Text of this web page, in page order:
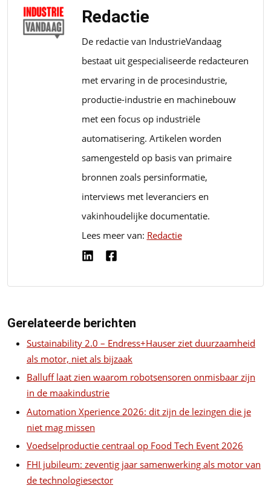
Redactie
De redactie van IndustrieVandaag
bestaat uit gespecialiseerde redacteuren
met ervaring in de procesindustrie,
productie-industrie en machinebouw
met een focus op industriële
automatisering. Artikelen worden
samengesteld op basis van primaire
bronnen zoals persinformatie,
interviews met leveranciers en
vakinhoudelijke documentatie.
Lees meer van: Redactie
Gerelateerde berichten
Sustainability 2.0 – Endress+Hauser ziet duurzaamheid
als motor, niet als bijzaak
Balluff laat zien waarom robotsensoren onmisbaar zijn
in de maakindustrie
Automation Xperience 2026: dit zijn de lezingen die je
niet mag missen
Voedselproductie centraal op Food Tech Event 2026
FHI jubileum: zeventig jaar samenwerking als motor van
de technologiesector